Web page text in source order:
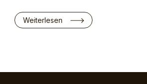
Weiterlesen